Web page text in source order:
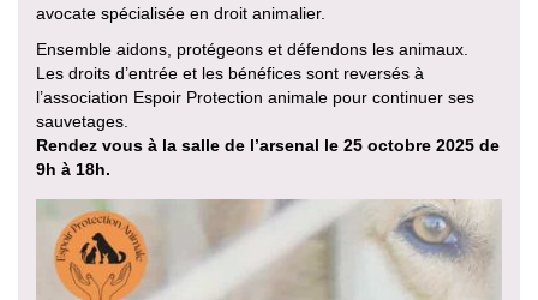
avocate spécialisée en droit animalier.
Ensemble aidons, protégeons et défendons les animaux.
Les droits d’entrée et les bénéfices sont reversés à
l’association Espoir Protection animale pour continuer ses
sauvetages.
Rendez vous à la salle de l’arsenal le 25 octobre 2025 de
9h à 18h.